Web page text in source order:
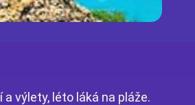
výlety, léto láká na pláže.